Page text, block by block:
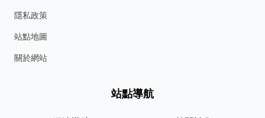
隱私政策
站點地圖
關於網站
站點導航